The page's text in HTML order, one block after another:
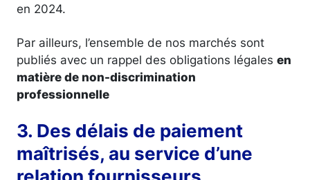
en 2024.
Par ailleurs, l’ensemble de nos marchés sont
publiés avec un rappel des obligations légales en
matière de non-discrimination
professionnelle
3. Des délais de paiement
maîtrisés, au service d’une